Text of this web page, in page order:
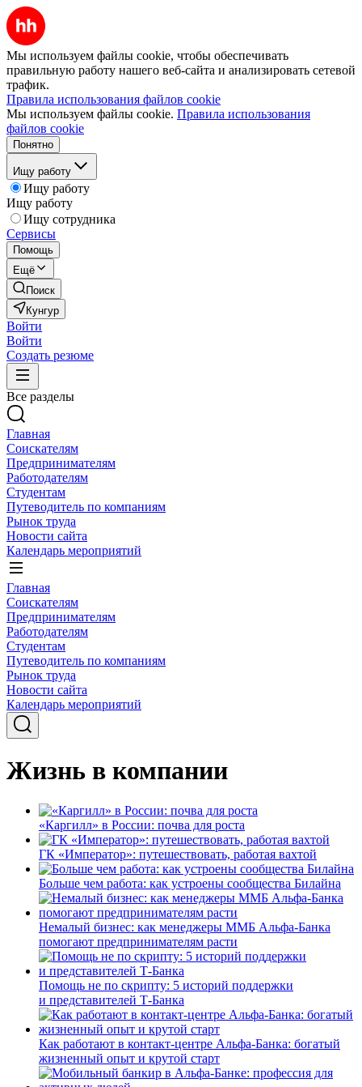
Мы используем файлы cookie, чтобы обеспечивать
правильную работу нашего веб-сайта и анализировать сетевой
трафик.
Правила использования файлов cookie
Мы используем файлы cookie. Правила использования
файлов cookie
Понятно
Ищу работу
Ищу работу
Ищу работу
Ищу сотрудника
Сервисы
Помощь
Ещё
Поиск
Кунгур
Войти
Войти
Создать резюме
Все разделы
Главная
Соискателям
Предпринимателям
Работодателям
Студентам
Путеводитель по компаниям
Рынок труда
Новости сайта
Календарь мероприятий
Главная
Соискателям
Предпринимателям
Работодателям
Студентам
Путеводитель по компаниям
Рынок труда
Новости сайта
Календарь мероприятий
Жизнь в компании
«Каргилл» в России: почва для роста
ГК «Император»: путешествовать, работая вахтой
Больше чем работа: как устроены сообщества Билайна
Немалый бизнес: как менеджеры ММБ Альфа-Банка
помогают предпринимателям расти
Помощь не по скрипту: 5 историй поддержки
и представителей Т-Банка
Как работают в контакт-центре Альфа-Банка: богатый
жизненный опыт и крутой старт